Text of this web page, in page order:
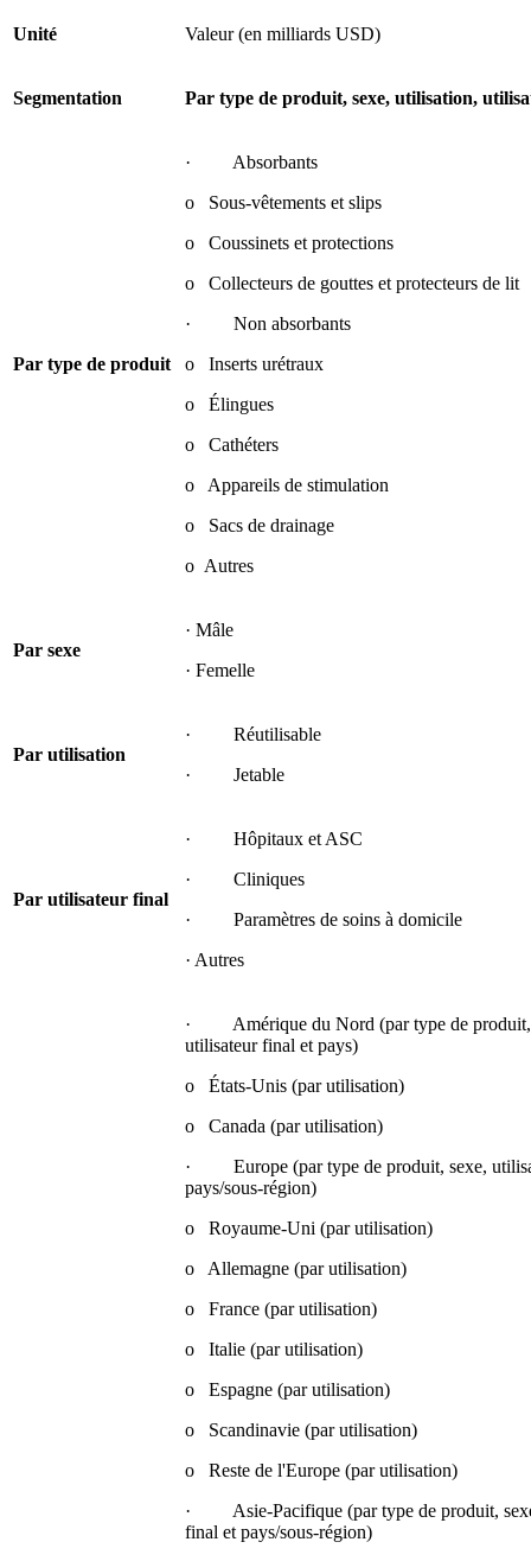
Unité Valeur (en milliards USD)
Segmentation Par type de produit, sexe, utilisation,
Par type de produit
· Absorbants
o Sous-vêtements et slips
o Coussinets et protections
o Collecteurs de gouttes et protecteurs de lit
· Non absorbants
o Inserts urétraux
o Élingues
o Cathéters
o Appareils de stimulation
o Sacs de drainage
o Autres
Par sexe
· Mâle
· Femelle
Par utilisation
· Réutilisable
· Jetable
Par utilisateur final
· Hôpitaux et ASC
· Cliniques
· Paramètres de soins à domicile
· Autres
· Amérique du Nord (par type de produit,
utilisateur final et pays)
o États-Unis (par utilisation)
o Canada (par utilisation)
· Europe (par type de produit, sexe,
pays/sous-région)
o Royaume-Uni (par utilisation)
o Allemagne (par utilisation)
o France (par utilisation)
o Italie (par utilisation)
o Espagne (par utilisation)
o Scandinavie (par utilisation)
o Reste de l'Europe (par utilisation)
· Asie-Pacifique (par type de produit,
final et pays/sous-région)